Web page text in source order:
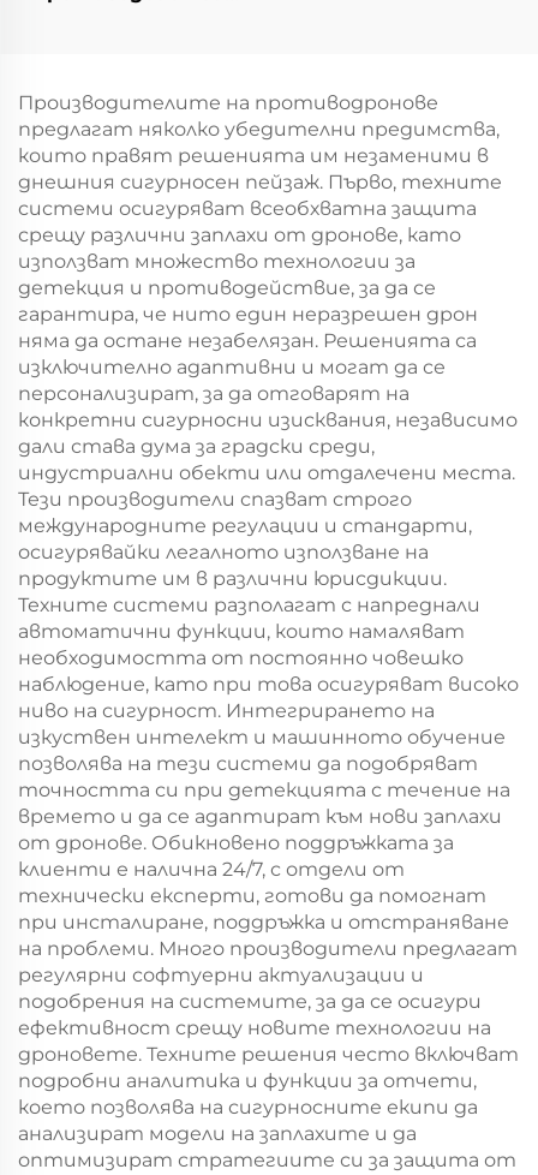
Производителите на противодронове
предлагат няколко убедителни предимства,
които правят решенията им незаменими в
днешния сигурносен пейзаж. Първо, техните
системи осигуряват всеобхватна защита
срещу различни заплахи от дронове, като
използват множество технологии за
детекция и противодействие, за да се
гарантира, че нито един неразрешен дрон
няма да остане незабелязан. Решенията са
изключително адаптивни и могат да се
персонализират, за да отговарят на
конкретни сигурносни изисквания, независимо
дали става дума за градски среди,
индустриални обекти или отдалечени места.
Тези производители спазват строго
международните регулации и стандарти,
осигурявайки легалното използване на
продуктите им в различни юрисдикции.
Техните системи разполагат с напреднали
автоматични функции, които намаляват
необходимостта от постоянно човешко
наблюдение, като при това осигуряват високо
ниво на сигурност. Интегрирането на
изкуствен интелект и машинното обучение
позволява на тези системи да подобряват
точността си при детекцията с течение на
времето и да се адаптират към нови заплахи
от дронове. Обикновено поддръжката за
клиенти е налична 24/7, с отдели от
технически експерти, готови да помогнат
при инсталиране, поддръжка и отстраняване
на проблеми. Много производители предлагат
регулярни софтуерни актуализации и
подобрения на системите, за да се осигури
ефективност срещу новите технологии на
дроновете. Техните решения често включват
подробни аналитика и функции за отчети,
което позволява на сигурносните екипи да
анализират модели на заплахите и да
оптимизират стратегиите си за защита от